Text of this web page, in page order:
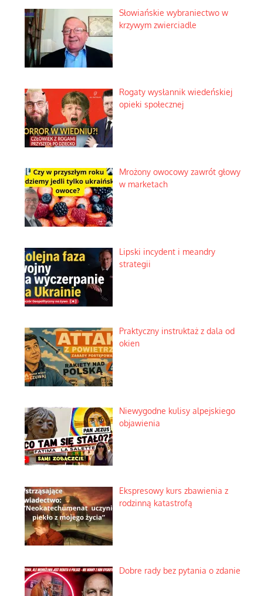
Słowiańskie wybraniectwo w
krzywym zwierciadle
Rogaty wysłannik wiedeńskiej
opieki społecznej
Mrożony owocowy zawrót głowy
w marketach
Lipski incydent i meandry
strategii
Praktyczny instruktaż z dala od
okien
Niewygodne kulisy alpejskiego
objawienia
Ekspresowy kurs zbawienia z
rodzinną katastrofą
Dobre rady bez pytania o zdanie